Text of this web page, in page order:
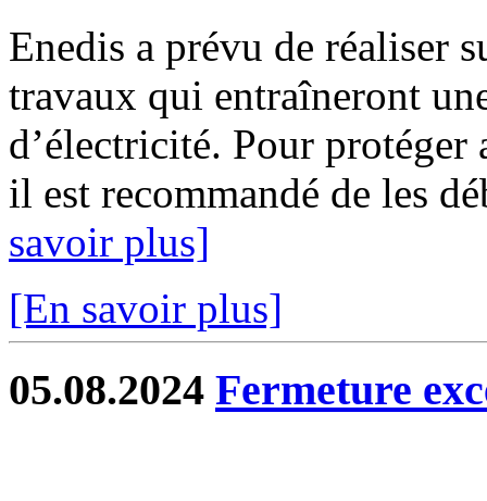
Enedis a prévu de réaliser
travaux qui entraîneront
d’électricité. Pour protéger
il est recommandé de les
savoir plus]
[En savoir plus]
05.08.2024 Fermeture